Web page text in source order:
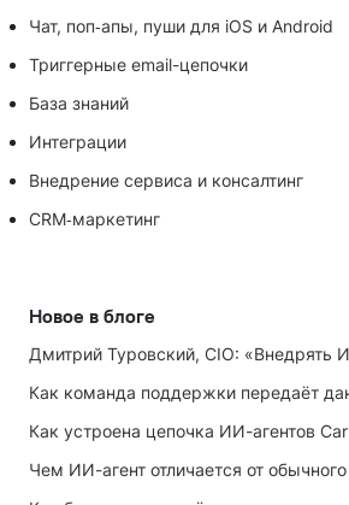
Чат, поп‑апы, пуши для iOS и Android
Триггерные email-цепочки
База знаний
Интеграции
Внедрение сервиса и консалтинг
CRM‑маркетинг
Новое в блоге
Чем ИИ-агент отличается от обычного